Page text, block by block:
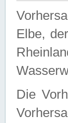
Elbe,
Die